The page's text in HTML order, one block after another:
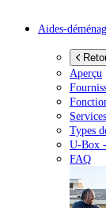
Aides-
Aperçu
Services
Types
U-Box -
FAQ